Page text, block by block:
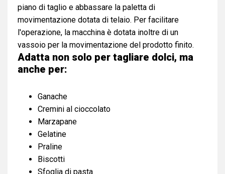
piano di taglio e abbassare la paletta di
movimentazione dotata di telaio. Per facilitare
l'operazione, la macchina è dotata inoltre di un
vassoio per la movimentazione del prodotto finito.
Adatta non solo per tagliare dolci, ma
anche per:
Ganache
Cremini al cioccolato
Marzapane
Gelatine
Praline
Biscotti
Sfoglia di pasta